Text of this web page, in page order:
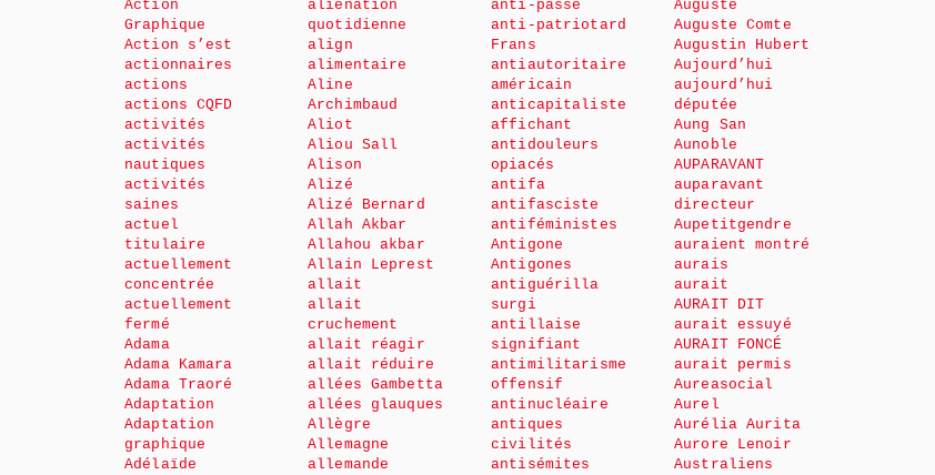
Action
Graphique
Action s’est
actionnaires
actions
actions CQFD
activités
activités
nautiques
activités
saines
actuel
titulaire
actuellement
concentrée
actuellement
fermé
Adama
Adama Kamara
Adama Traoré
Adaptation
Adaptation
graphique
Adélaïde
aliénation
quotidienne
align
alimentaire
Aline
Archimbaud
Aliot
Aliou Sall
Alison
Alizé
Alizé Bernard
Allah Akbar
Allahou akbar
Allain Leprest
allait
allait
cruchement
allait réagir
allait réduire
allées Gambetta
allées glauques
Allègre
Allemagne
allemande
anti-passe
anti-patriotard
Frans
antiautoritaire
américain
anticapitaliste
affichant
antidouleurs
opiacés
antifa
antifasciste
antiféministes
Antigone
Antigones
antiguérilla
surgi
antillaise
signifiant
antimilitarisme
offensif
antinucléaire
antiques
civilités
antisémites
Auguste
Auguste Comte
Augustin Hubert
Aujourd’hui
aujourd’hui
députée
Aung San
Aunoble
AUPARAVANT
auparavant
directeur
Aupetitgendre
auraient montré
aurais
aurait
AURAIT DIT
aurait essuyé
AURAIT FONCÉ
aurait permis
Aureasocial
Aurel
Aurélia Aurita
Aurore Lenoir
Australiens